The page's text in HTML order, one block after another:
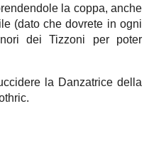
la coppa, anche
(dato che dovrete in ogni
dei Tizzoni per poter
la Danzatrice della